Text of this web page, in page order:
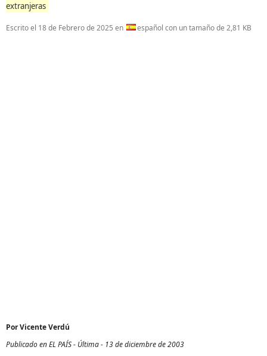
extranjeras
Escrito el 18 de Febrero de 2025 en español con un tamaño de 2,81 KB
Por Vicente Verdú
Publicado en EL PAÍS - Última - 13 de diciembre de 2003